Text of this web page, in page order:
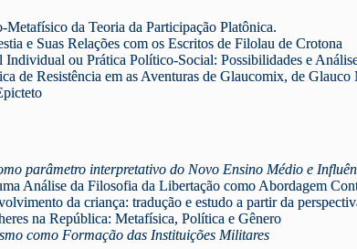
da Teoria da Participação Platônica.
e Suas Relações com os Escritos de Filolau de Crotona
ou Prática Político-Social: Possibilidades e
de Resistência em as Aventuras de Glaucomix, de Glauco
parâmetro interpretativo do Novo Ensino Médio e
Análise da Filosofia da Libertação como Abordagem
da criança: tradução e estudo a partir da
na República: Metafísica, Política e Gênero
como Formação das Instituições Militares